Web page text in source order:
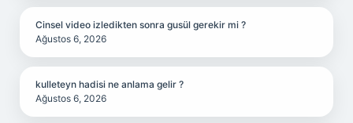
Cinsel video izledikten sonra gusül gerekir mi ?
Ağustos 6, 2026
kulleteyn hadisi ne anlama gelir ?
Ağustos 6, 2026